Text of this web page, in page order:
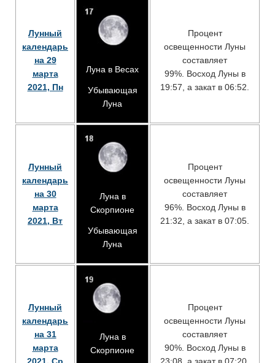
Лунный
календарь
на 29
марта
2021, Пн
Луна в Весах
Убывающая
Луна
Процент
освещенности Луны
составляет
99%. Восход Луны в
19:57, а закат в 06:52.
Лунный
календарь
на 30
марта
2021, Вт
Луна в
Скорпионе
Убывающая
Луна
Процент
освещенности Луны
составляет
96%. Восход Луны в
21:32, а закат в 07:05.
Лунный
календарь
на 31
марта
Луна в
Скорпионе
Процент
освещенности Луны
составляет
90%. Восход Луны в